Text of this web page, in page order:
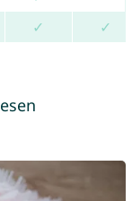
✓ ✓